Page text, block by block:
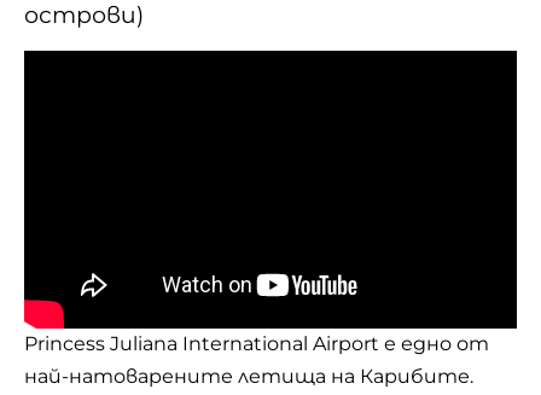
острови)
Princess Juliana International Airport е едно от
най-натоварените летища на Карибите.